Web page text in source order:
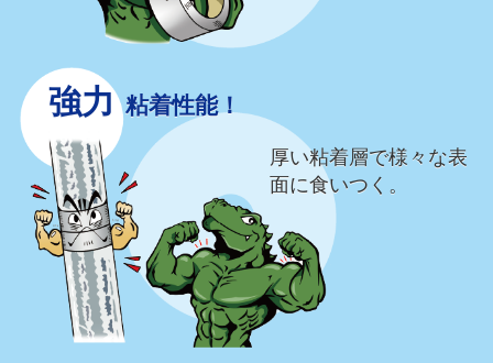
強力 粘着性能！
厚い粘着層で様々な表
面に食いつく。